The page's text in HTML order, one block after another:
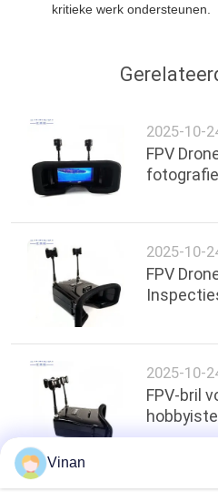
kritieke werk ondersteunen.
2025-10-
FPV
fotografie
2025-10-
FPV
2025-10-
FPV-bril
Vinan